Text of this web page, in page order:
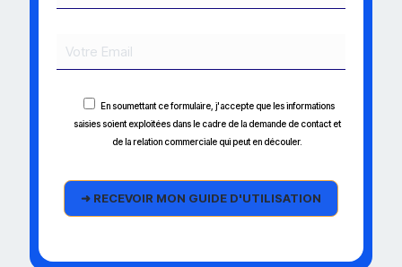
En soumettant ce formulaire, j'accepte que les informations
saisies soient exploitées dans le cadre de la demande de contact et
de la relation commerciale qui peut en découler.